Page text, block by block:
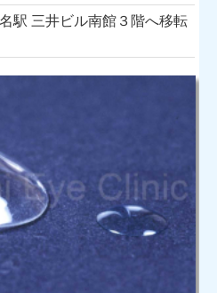
ル
駅 三井ビル南館３階へ移転